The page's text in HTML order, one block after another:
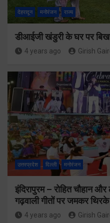
देहरादून मनोरंजन राज्य
डीआईजी खंडुरी के घर पर
4 years ago Girish
उत्तरप्रदेश दिल्ली मनोरंजन
इंदिरापुरम – रोहित चौहान
गढ़वाली गीतों पर जमकर
4 years ago Girish